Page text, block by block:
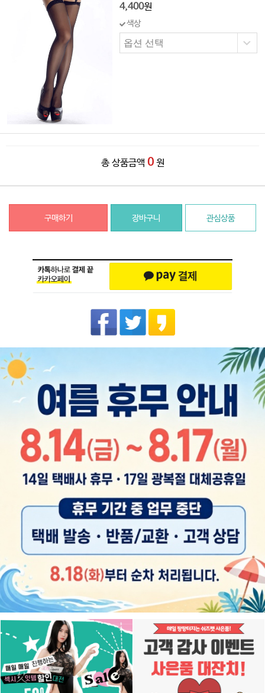
4,400원
색상
총 상품금액 0 원
구매하기 장바구니 관심상품